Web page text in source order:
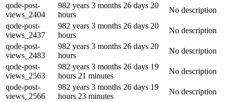
qode-post-
views_2404
982 years 3 months 26 days 20
hours
No description
qode-post-
views_2437
982 years 3 months 26 days 20
hours
No description
qode-post-
views_2483
982 years 3 months 26 days 20
hours
No description
qode-post-
views_2563
982 years 3 months 26 days 19
hours 21 minutes
No description
qode-post-
views_2566
982 years 3 months 26 days 19
hours 23 minutes
No description